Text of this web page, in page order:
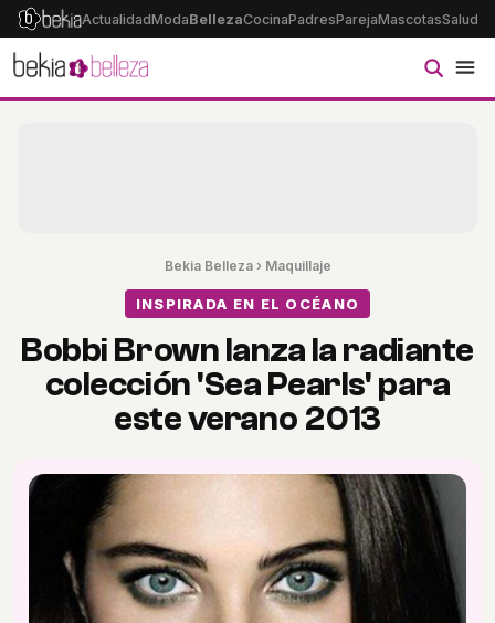
ActualidadModaBellezaCocinaPadresParejaMascotasSalud
Bekia Belleza› Maquillaje
INSPIRADA EN EL OCÉANO
Bobbi Brown lanza la radiante
colección 'Sea Pearls' para
este verano 2013